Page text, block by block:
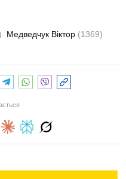
Медведчук Віктор (1369)